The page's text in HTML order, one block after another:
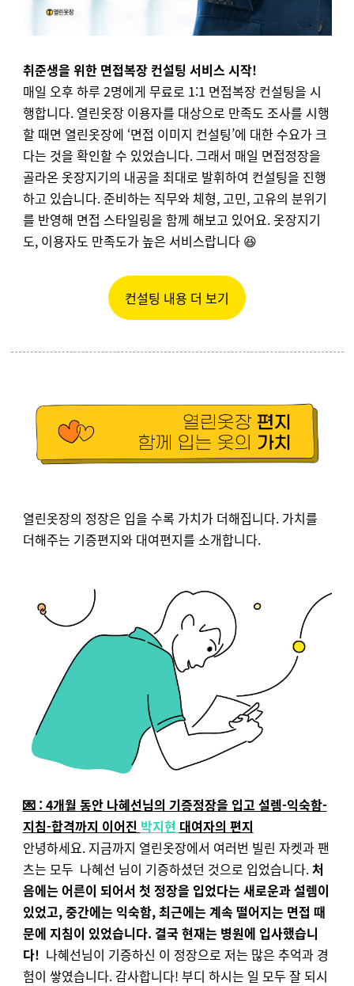
취준생을 위한 면접복장 컨설팅 서비스 시작!
매일 오후 하루 2명에게 무료로 1:1 면접복장 컨설팅을 시
행합니다. 열린옷장 이용자를 대상으로 만족도 조사를 시행
할 때면 열린옷장에 ‘면접 이미지 컨설팅’에 대한수요가 크
다는 것을 확인할수 있었습니다.그래서 매일 면접정장을
골라온 옷장지기의 내공을 최대로 발휘하여 컨설팅을 진행
하고 있습니다. 준비하는 직무와 체형, 고민, 고유의 분위기
를 반영해 면접 스타일링을 함께 해보고 있어요. 옷장지기
도, 이용자도 만족도가 높은 서비스랍니다 😆
컨설팅 내용 더 보기
열린옷장의 정장은 입을 수록 가치가 더해집니다. 가치를
더해주는 기증편지와 대여편지를 소개합니다.
💌 : 4개월 동안 나혜선님의 기증정장을 입고 설렘-익숙함-
지침-합격까지 이어진 박지현 대여자의 편지
안녕하세요. 지금까지 열린옷장에서 여러번 빌린 자켓과 팬
츠는 모두 나혜선 님이 기증하셨던 것으로 입었습니다.처
음에는 어른이 되어서 첫 정장을 입었다는 새로운과 설렘이
있었고,중간에는 익숙함, 최근에는 계속 떨어지는 면접 때
문에 지침이 있었습니다. 결국 현재는 병원에 입사했습니
다! 나혜선님이 기증하신 이 정장으로 저는 많은 추억과 경
험이 쌓였습니다. 감사합니다! 부디 하시는 일 모두 잘 되시